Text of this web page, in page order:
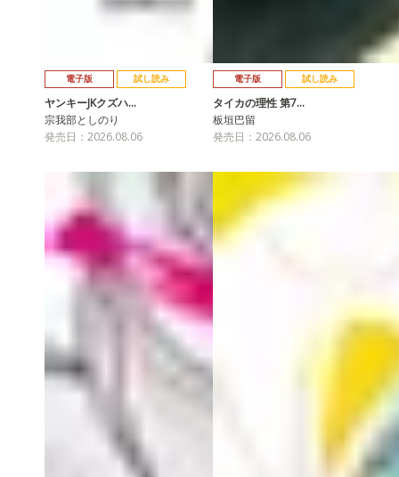
電子版 試し読み
ヤンキーJKクズハ…
宗我部としのり
発売日：2026.08.06
電子版 試し読み
タイカの理性 第7…
板垣巴留
発売日：2026.08.06